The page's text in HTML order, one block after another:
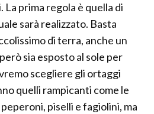
prima regola è quella di
sarà realizzato. Basta
di terra, anche un
sia esposto al sole per
scegliere gli ortaggi
quelli rampicanti come le
piselli e fagiolini, ma